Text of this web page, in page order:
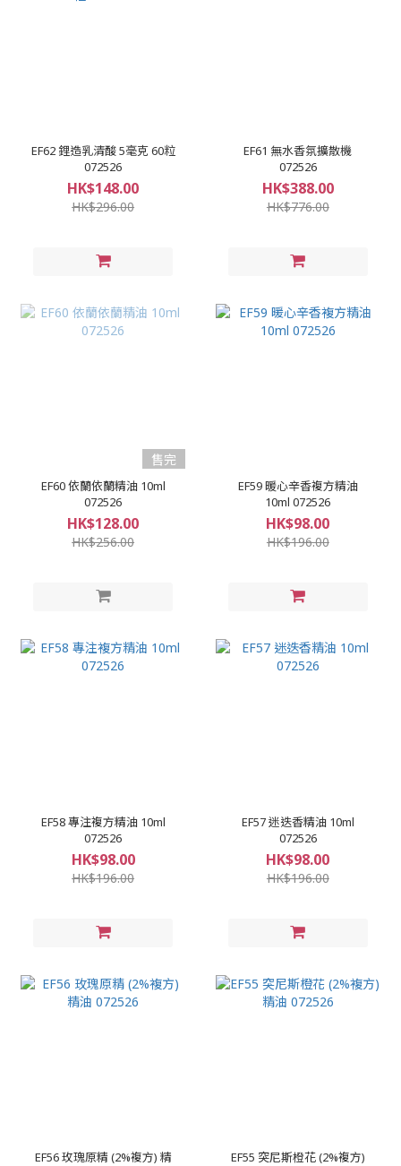
EF62 鋰造乳清酸 5毫克 60粒
072526
HK$148.00
HK$296.00
EF61 無水香氛擴散機
072526
HK$388.00
HK$776.00
售完
EF60 依蘭依蘭精油 10ml
072526
HK$128.00
HK$256.00
EF59 暖心辛香複方精油
10ml 072526
HK$98.00
HK$196.00
EF58 專注複方精油 10ml
072526
HK$98.00
HK$196.00
EF57 迷迭香精油 10ml
072526
HK$98.00
HK$196.00
EF56 玫瑰原精 (2%複方) 精
EF55 突尼斯橙花 (2%複方)